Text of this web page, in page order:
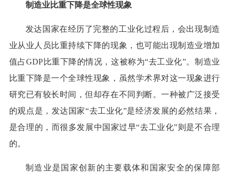
制造业比重下降是全球性现象
发达国家在经历了完整的工业化过程后，会出现制造
业从业人员比重持续下降的现象，也可能出现制造业增加
值占GDP比重下降的情况，这被称为“去工业化”。制造业
比重下降是一个全球性现象，虽然学术界对这一现象进行
研究已有较长时间，但却存在不同判断。一种被广泛接受
的观点是，发达国家“去工业化”是经济发展的必然结果，
是合理的，而很多发展中国家过早“去工业化”则是不合理
的。
制造业是国家创新的主要载体和国家安全的保障部